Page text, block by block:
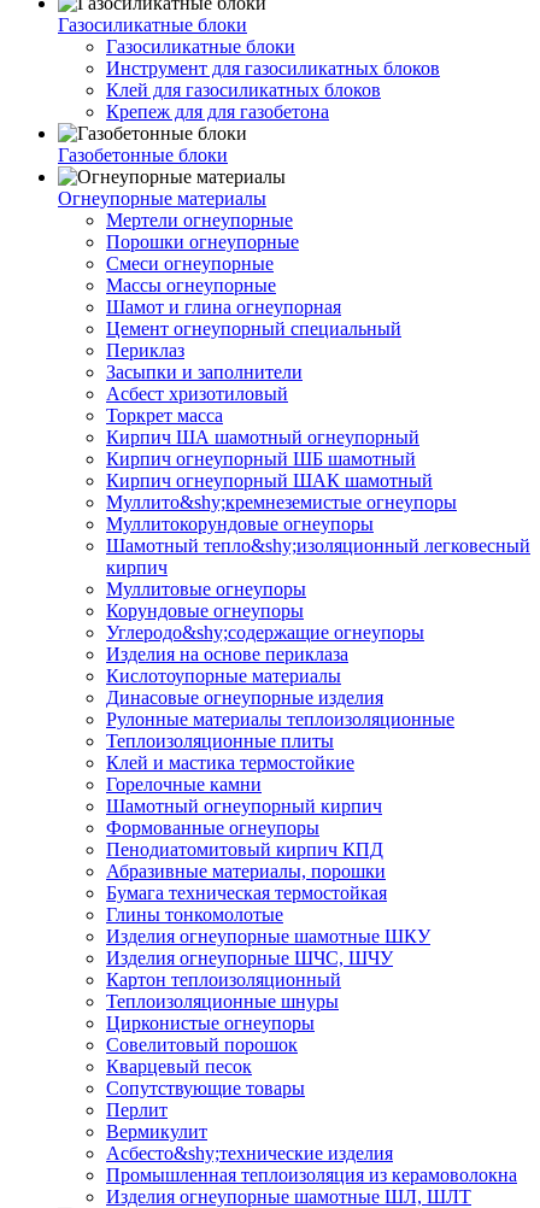
Газосиликатные блоки
Газосиликатные блоки
Инструмент для газосиликатных блоков
Клей для газосиликатных блоков
Крепеж для для газобетона
Газобетонные блоки
Огнеупорные материалы
Мертели огнеупорные
Порошки огнеупорные
Смеси огнеупорные
Массы огнеупорные
Шамот и глина огнеупорная
Цемент огнеупорный специальный
Периклаз
Засыпки и заполнители
Асбест хризотиловый
Торкрет масса
Кирпич ША шамотный огнеупорный
Кирпич огнеупорный ШБ шамотный
Кирпич огнеупорный ШАК шамотный
Муллито&shy;­кремнеземистые огнеупоры
Муллито­корундовые огнеупоры
Шамотный тепло&shy;изоляционный легковесный
кирпич
Муллитовые огнеупоры
Корундовые огнеупоры
Углеродо&shy;содержащие огнеупоры
Изделия на основе периклаза
Кислотоупорные материалы
Динасовые огнеупорные изделия
Рулонные материалы теплоизоляционные
Тепло­изоляционные плиты
Клей и мастика термостойкие
Горелочные камни
Шамотный огнеупорный кирпич
Формованные огнеупоры
Пенодиатомитовый кирпич КПД
Абразивные материалы, порошки
Бумага техническая термостойкая
Глины тонкомолотые
Изделия огнеупорные шамотные ШКУ
Изделия огнеупорные ШЧС, ШЧУ
Картон теплоизоляционный
Теплоизоляционные шнуры
Цирконистые огнеупоры
Совелитовый порошок
Кварцевый песок
Сопутствующие товары
Перлит
Вермикулит
Асбесто&shy;технические изделия
Промышленная теплоизоляция из керамоволокна
Изделия огнеупорные шамотные ШЛ, ШЛТ